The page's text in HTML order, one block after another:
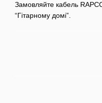
Замовляйте кабель
“Гітарному домі”.